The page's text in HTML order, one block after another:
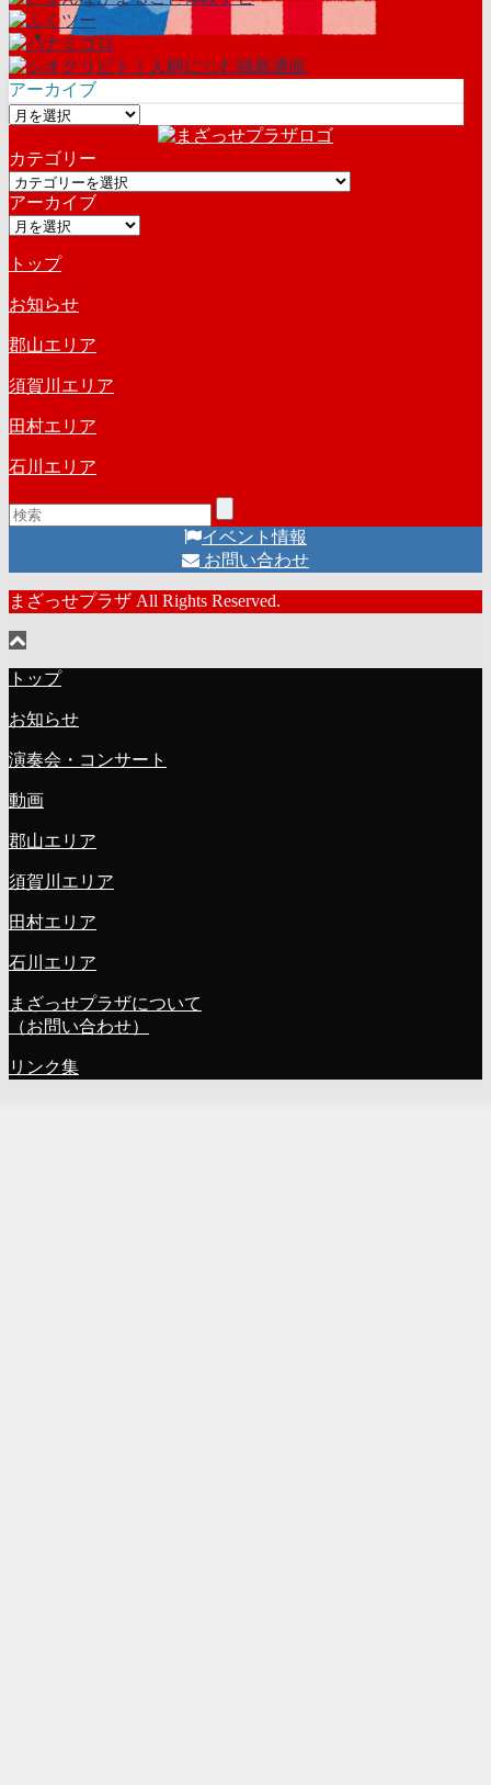
アーカイブ
ア
カ
イ
ブ
カテゴリー
カ
テ
ゴ
ー
アーカイブ
ア
カ
イ
ブ
トップ
お知らせ
郡山エリア
須賀川エリア
田村エリア
石川エリア
イベント情報
お問い合わせ
まざっせプラザ All Rights Reserved.
トップ
お知らせ
演奏会・コンサート
動画
郡山エリア
須賀川エリア
田村エリア
石川エリア
まざっせプラザについて
（お問い合わせ）
リンク集